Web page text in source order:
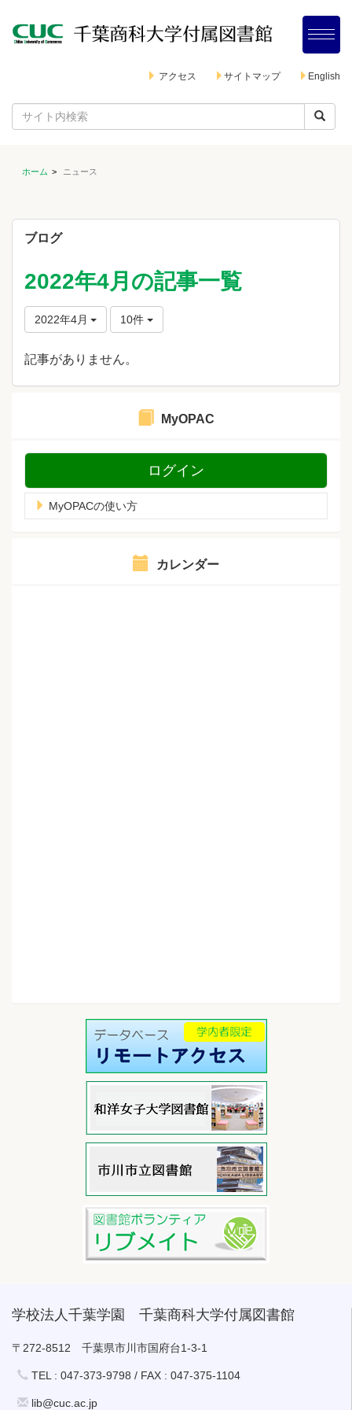
アクセス サイトマップ English
ホーム ニュース
ブログ
2022年4月の記事一覧
2022年4月 10件
記事がありません。
MyOPAC
ログイン
MyOPACの使い方
カレンダー
学校法人千葉学園 千葉商科大学付属図書館
〒272-8512 千葉県市川市国府台1-3-1
TEL : 047-373-9798 / FAX : 047-375-1104
lib@cuc.ac.jp